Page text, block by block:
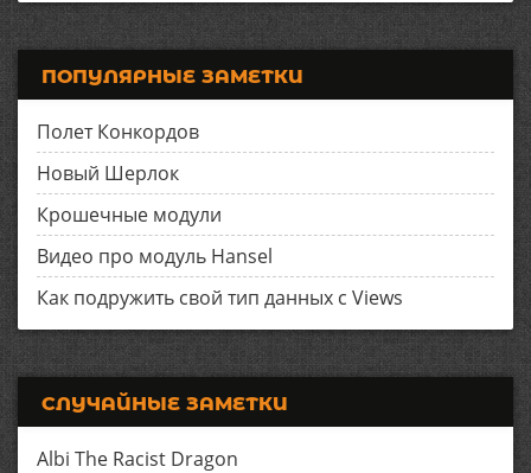
ПОПУЛЯРНЫЕ ЗАМЕТКИ
Полет Конкордов
Новый Шерлок
Крошечные модули
Видео про модуль Hansel
Как подружить свой тип данных с Views
СЛУЧАЙНЫЕ ЗАМЕТКИ
Albi The Racist Dragon